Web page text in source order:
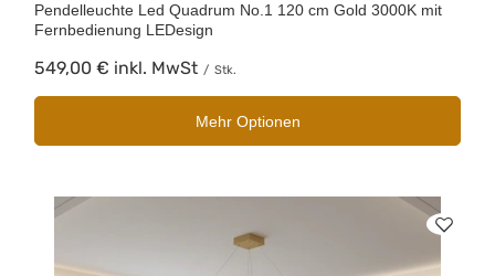
Pendelleuchte Led Quadrum No.1 120 cm Gold 3000K mit
Fernbedienung LEDesign
549,00 € inkl. MwSt / Stk.
Mehr Optionen